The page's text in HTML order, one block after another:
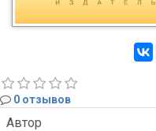
0 отзывов
Автор